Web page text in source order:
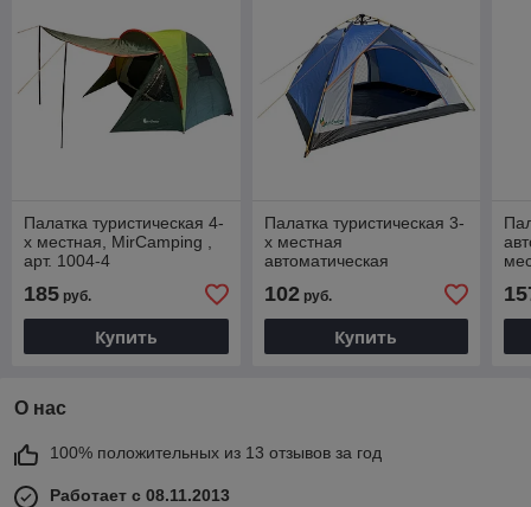
Палатка туристическая 4-
х местная, MirCamping ,
арт. 1004-4
185 руб.
Купить
Палатка туристическая 3-
х местная
автоматическая
102руб.
Купить
О нас
100% положительных из 13 отзывов за год
Работает с 08.11.2013